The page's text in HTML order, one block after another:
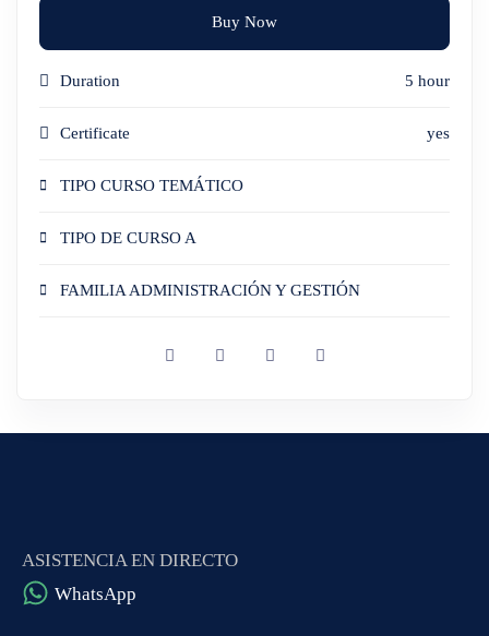
Buy Now
Duration 5 hour
Certificate yes
TIPO CURSO TEMÁTICO
TIPO DE CURSO A
FAMILIA ADMINISTRACIÓN Y GESTIÓN
ASISTENCIA EN DIRECTO
WhatsApp